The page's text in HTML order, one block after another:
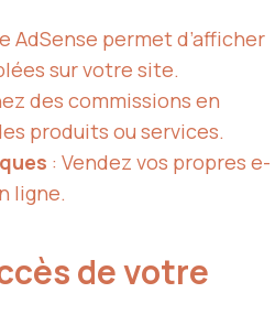
AdSense permet d’afficher
sur votre site.
des commissions en
produits ou services.
: Vendez vos propres e-
ligne.
de votre